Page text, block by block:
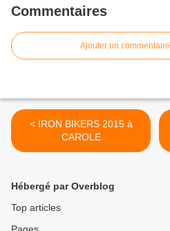
Commentaires
Ajouter un commentaire
< IRON BIKERS 2015 à
CAROLE
Hébergé par Overblog
Top articles